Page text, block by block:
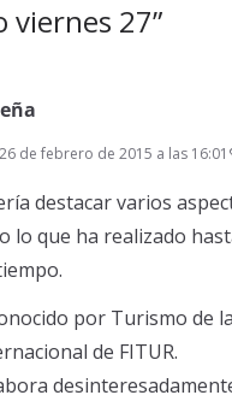
viernes 27”
de febrero de 2015 a las 16:01
destacar varios
lo que ha realizado
por Turismo de
de FITUR.